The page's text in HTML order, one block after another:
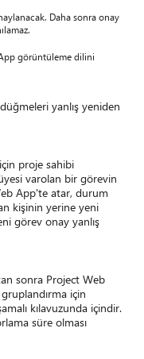
Daha sonra onay
görüntüleme dilini
yanlış yeniden
proje sahibi
varolan bir görevin
App'te atar, durum
kişinin yerine yeni
görev onay yanlış
sonra Project Web
için
kılavuzunda içindir.
süre olması